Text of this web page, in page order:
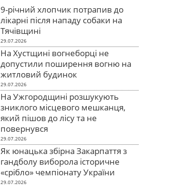
9-річний хлопчик потрапив до
лікарні після нападу собаки на
Тячівщині
29.07.2026
На Хустщині вогнеборці не
допустили поширення вогню на
житловий будинок
29.07.2026
На Ужгородщині розшукують
зниклого місцевого мешканця,
який пішов до лісу та не
повернувся
29.07.2026
Як юнацька збірна Закарпаття з
гандболу виборола історичне
«срібло» чемпіонату України
29.07.2026